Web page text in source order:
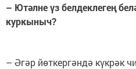
– Ютәлне үз белдеклегең
куркыныч?
– Әгәр йөткергәндә күкрәк